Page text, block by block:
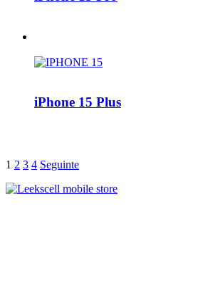
iPhone 15 Plus
1 2 3 4 Seguinte